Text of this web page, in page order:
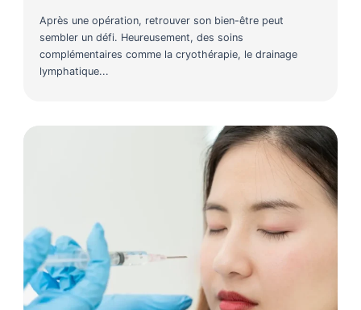
Après une opération, retrouver son bien-être peut
sembler un défi. Heureusement, des soins
complémentaires comme la cryothérapie, le drainage
lymphatique...